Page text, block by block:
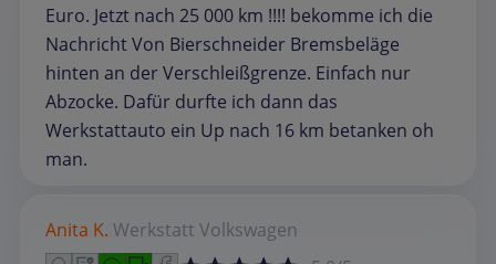
Euro. Jetzt nach 25 000 km !!!! bekomme ich die
Nachricht Von Bierschneider Bremsbeläge
hinten an der Verschleißgrenze. Einfach nur
Abzocke. Dafür durfte ich dann das
Werkstattauto ein Up nach 16 km betanken oh
man.
Anita K. Werkstatt Volkswagen